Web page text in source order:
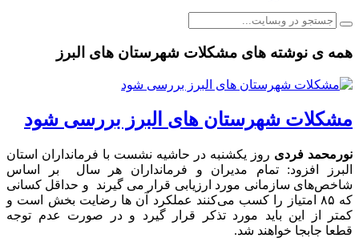
همه ی نوشته های مشکلات شهرستان های البرز
مشکلات شهرستان های البرز بررسی شود
نورمحمد فردی روز یکشنبه در حاشیه نشست با فرمانداران استان
البرز افزود: تمام مدیران و فرمانداران هر سال بر اساس
شاخص‌های سازمانی مورد ارزیابی قرار می گیرند و حداقل کسانی
که ۸۵ امتیاز را کسب می‌کنند عملکرد آن ها رضایت بخش است و
کمتر از این باید مورد تذکر قرار گیرد و در صورت عدم توجه
قطعا جابجا خواهند شد.